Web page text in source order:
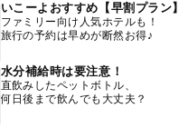
いこーよおすすめ【早割プラン】
ファミリー向け人気ホテルも！
旅行の予約は早めが断然お得♪
水分補給時は要注意！
直飲みしたペットボトル、
何日後まで飲んでも大丈夫？